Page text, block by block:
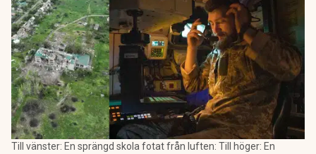
Till vänster: En sprängd skola fotat från luften: Till höger: En